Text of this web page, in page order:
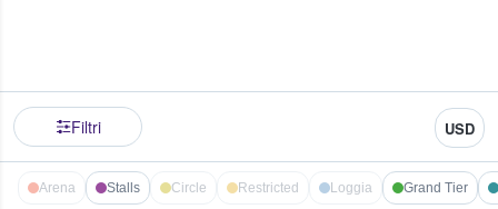
Filtri USD
Arena Stalls Circle Restricted Loggia Grand Tier